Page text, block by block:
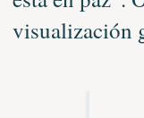
visualización